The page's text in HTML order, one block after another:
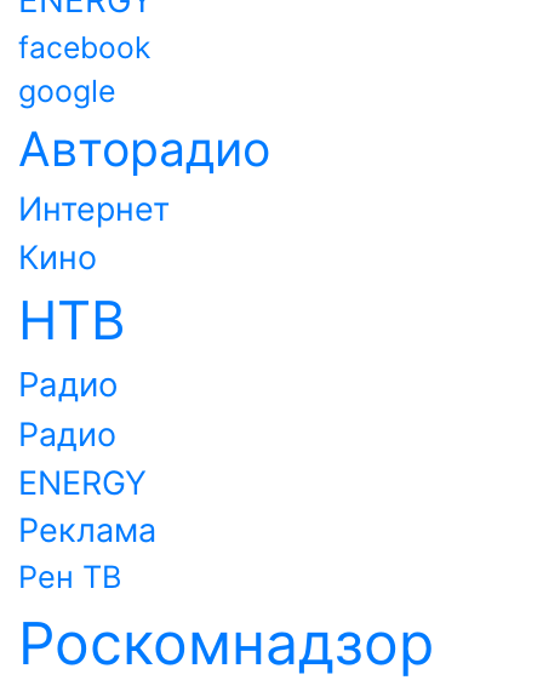
facebook
google
Авторадио
Интернет
Кино
НТВ
Радио
Радио
ENERGY
Реклама
Рен ТВ
Роскомнадзор